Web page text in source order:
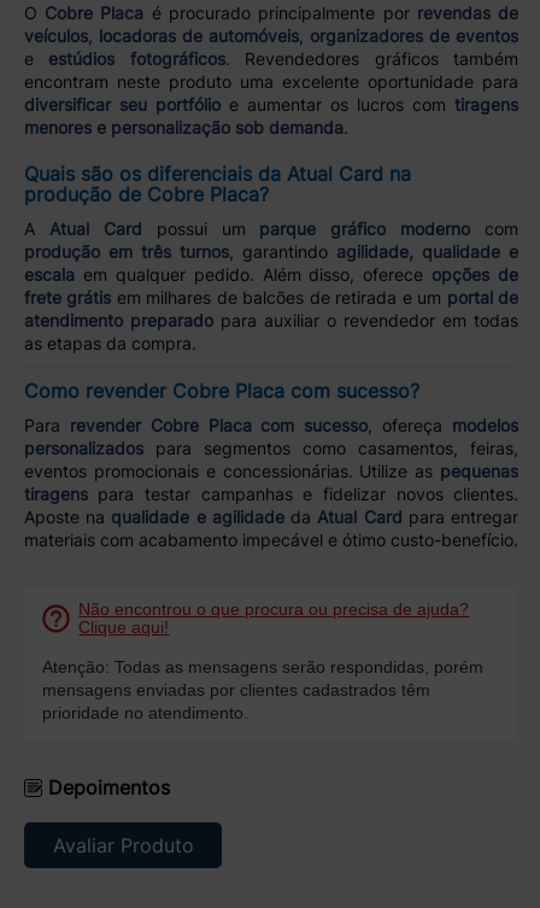
O Cobre Placa é procurado principalmente por revendas de
veículos, locadoras de automóveis organizadores de eventos
e estúdios fotográficos. Revendedores gráficos também
encontram neste produto uma excelente oportunidade para
diversificar seu portfólioe aumentar os lucros comtiragens
menores e personalização sob demanda.
Quais são os diferenciais da Atual Card na
produção de Cobre Placa?
A Atual Card possui um parque gráfico moderno com
produção em três turnos, garantindo agilidade, qualidade e
escalaem qualquer pedido. Além disso, oferece opções de
frete grátis em milhares de balcões de retirada e um portal de
atendimento preparadopara auxiliar o revendedor em todas
as etapas da compra.
Como revender Cobre Placa com sucesso?
Para revender Cobre Placa com sucesso , ofereça modelos
personalizadospara segmentos como casamentos, feiras,
eventos promocionais e concessionárias. Utilize as pequenas
tiragenspara testar campanhas e fidelizar novos clientes.
Aposte na qualidade e agilidadeda Atual Card para entregar
materiais com acabamento impecável e ótimo custo-benefício.
Não encontrou o que procura ou precisa de ajuda?
Clique aqui!
Atenção: Todas as mensagens serão respondidas, porém
mensagens enviadas por clientes cadastrados têm
prioridade no atendimento.
Depoimentos
Avaliar Produto